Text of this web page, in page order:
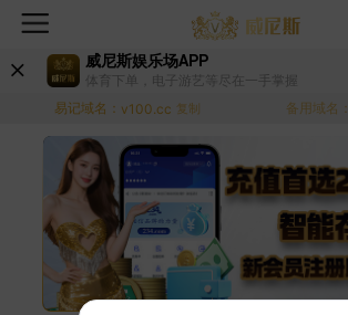
威尼斯娱乐场APP
体育下单，电子游艺等尽在一手掌握
易记域名： v100.cc 复制 备用域名：